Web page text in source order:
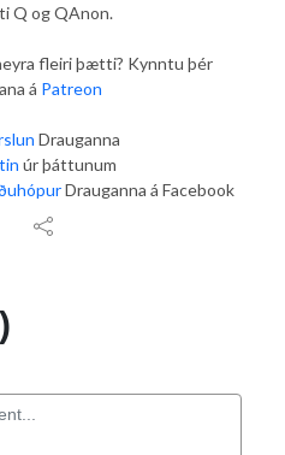
Q og QAnon.
fleiri þætti? Kynntu þér
á Patreon
Drauganna
úr þáttunum
Drauganna á Facebook